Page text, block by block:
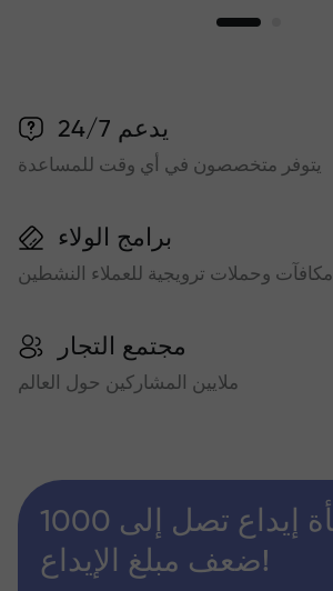
يدعم 24/7
يتوفر متخصصون في أي وقت للمساعدة
برامج الولاء
مكافآت وحملات ترويجية للعملاء النشطين
مجتمع التجار
ملايين المشاركين حول العالم
مكافأة إيداع تصل إلى 1000
ضعف مبلغ الإيداع!